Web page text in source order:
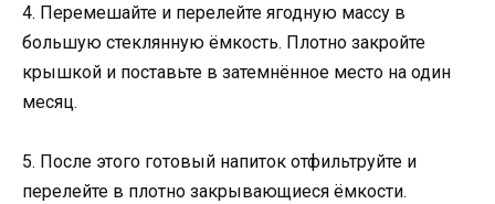
4. Перемешайте и перелейте ягодную массу в
большую стеклянную ёмкость. Плотно закройте
крышкой и поставьте в затемнённое место на один
месяц.
5. После этого готовый напиток отфильтруйте и
перелейте в плотно закрывающиеся ёмкости.